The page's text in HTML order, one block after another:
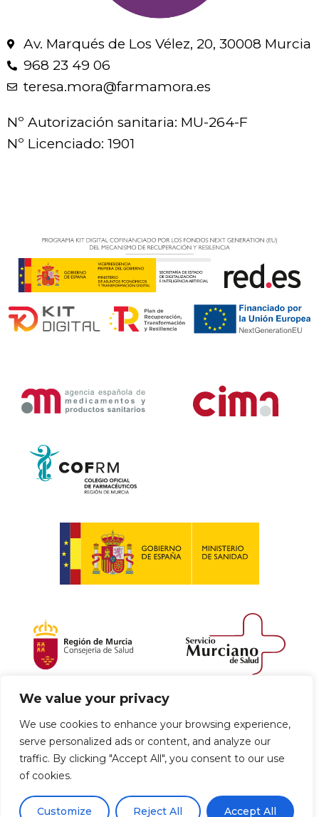
We value your privacy
We use cookies to enhance your browsing experience,
serve personalized ads or content, and analyze our
traffic. By clicking "Accept All", you consent to our use
of cookies.
Customize Reject All Accept All
Av. Marqués de Los Vélez, 20, 30008 Murcia
968 23 49 06
teresa.mora@farmamora.es
Nº Autorización sanitaria: MU-264-F
Nº Licenciado: 1901
Política de envío y devoluciones
Política de privacidad Uso de cookies